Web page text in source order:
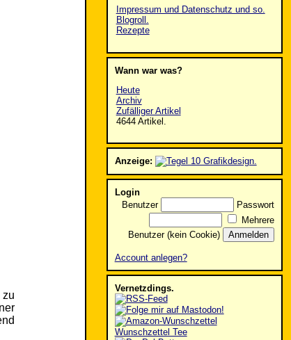
zu
Impressum und Datenschutz und so.
Blogroll.
Rezepte
Wann war was?
Heute
Archiv
Zufälliger Artikel
4644 Artikel.
Anzeige:
Login
Benutzer
Passwort
Mehrere
Benutzer (kein Cookie)
Account anlegen?
Vernetzdings.
Wunschzettel Tee